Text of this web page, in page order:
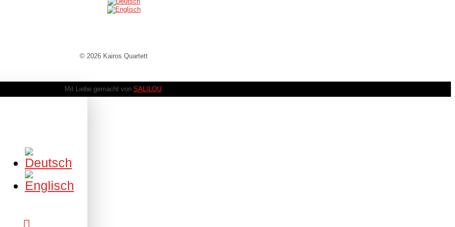
© 2026 Kairos Quartett
Mit Liebe gemacht von SALILOU.